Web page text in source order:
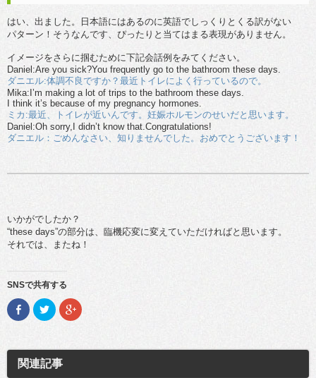
はい、出ました。日本語にはあるのに英語でしっくりとくる訳がない
パターン！そうなんです、ぴったりと当てはまる表現がありません。
イメージをさらに掴むために下記会話例をみてください。
Daniel:Are you sick?You frequently go to the bathroom these days.
ダニエル:体調不良ですか？最近トイレによく行っているので。
Mika:I’m making a lot of trips to the bathroom these days.
I think it’s because of my pregnancy hormones.
ミカ:最近、トイレが近いんです。妊娠ホルモンのせいだと思います。
Daniel:Oh sorry,I didn’t know that.Congratulations!
ダニエル：ごめんなさい、知りませんでした。おめでとうございます！
いかがでしたか？
“these days”の部分は、臨機応変に変えていただければと思います。
それでは、またね！
SNSで共有する
F
a
o
o
k
ク
リ
て
T
w
ク
リ
て
関連記事